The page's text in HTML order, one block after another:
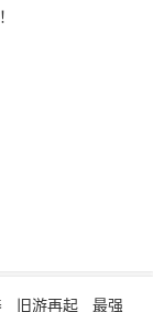
旧游再起
最强